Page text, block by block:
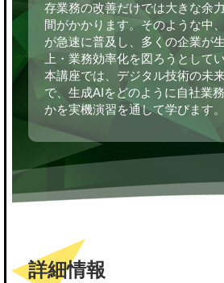
存業務の改善だけでは大きな余
間がかかります。そのような中
が急速に普及し、多くの企業が
上・業務効率化を図ろうとして
本講座では、デジタル技術の未
で、生成AIをどのように自社業
かを実機演習を通して学びます。
詳細情報